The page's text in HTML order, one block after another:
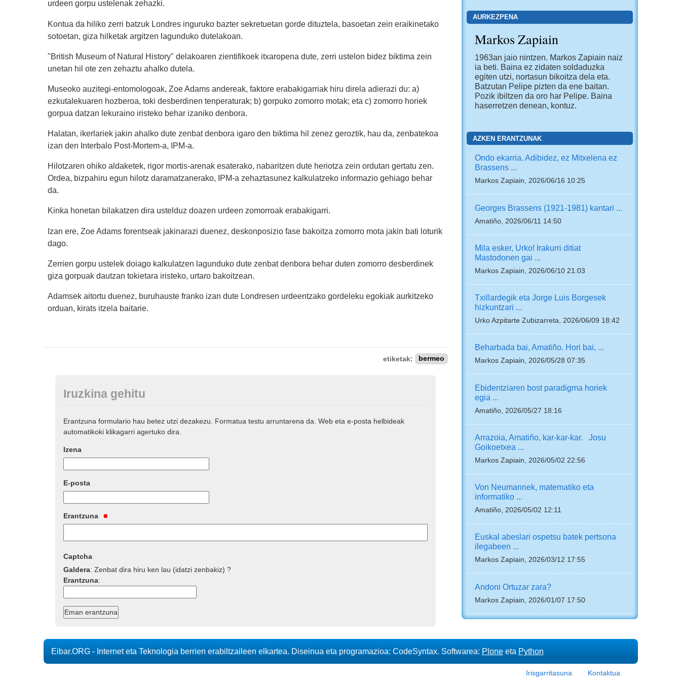
urdeen gorpu ustelenak zehazki.
Kontua da hiliko zerri batzuk Londres inguruko bazter sekretuetan gorde dituztela, basoetan zein eraikinetako
sotoetan, giza hilketak argitzen lagunduko dutelakoan.
"British Museum of Natural History" delakoaren zientifikoek itxaropena dute, zerri ustelon bidez biktima zein
unetan hil ote zen zehaztu ahalko dutela.
Museoko auzitegi-entomologoak, Zoe Adams andereak, faktore erabakigarriak hiru direla adierazi du: a)
ezkutalekuaren hozberoa, toki desberdinen tenperaturak; b) gorpuko zomorro motak; eta c) zomorro horiek
gorpua datzan lekuraino iristeko behar izaniko denbora.
Halatan, ikerlariek jakin ahalko dute zenbat denbora igaro den biktima hil zenez geroztik, hau da, zenbatekoa
izan den Interbalo Post-Mortem-a, IPM-a.
Hilotzaren ohiko aldaketek, rigor mortis-arenak esaterako, nabaritzen dute heriotza zein ordutan gertatu zen.
Ordea, bizpahiru egun hilotz daramatzanerako, IPM-a zehaztasunez kalkulatzeko informazio gehiago behar
da.
Kinka honetan bilakatzen dira ustelduz doazen urdeen zomorroak erabakigarri.
Izan ere, Zoe Adams forentseak jakinarazi duenez, deskonposizio fase bakoitza zomorro mota jakin bati loturik
dago.
Zerrien gorpu ustelek doiago kalkulatzen lagunduko dute zenbat denbora behar duten zomorro desberdinek
giza gorpuak dautzan tokietara iristeko, urtaro bakoitzean.
Adamsek aitortu duenez, buruhauste franko izan dute Londresen urdeentzako gordeleku egokiak aurkitzeko
orduan, kirats itzela baitarie.
etiketak: bermeo
Iruzkina gehitu
Erantzuna formulario hau betez utzi dezakezu. Formatua testu arruntarena da. Web eta e-posta helbideak
automatikoki klikagarri agertuko dira.
Izena
E-posta
Erantzuna
Captcha
Galdera:Zenbat dira hiru ken lau (idatzi zenbakiz) ?
Erantzuna:
AURKEZPENA
Markos Zapiain
1963an jaio nintzen. Markos Zapiain naiz
ia beti. Baina ez zidaten soldaduzka
egiten utzi, nortasun bikoitza dela eta.
Batzutan Pelipe pizten da ene baitan.
Pozik ibiltzen da oro har Pelipe. Baina
haserretzen denean, kontuz.
AZKEN ERANTZUNAK
Ondo ekarria. Adibidez, ez Mitxelena ez
Brassens ...
Markos Zapiain, 2026/06/16 10:25
Georges Brassens (1921-1981) kantari ...
Amatiño, 2026/06/11 14:50
Mila esker, Urko! Irakurri ditiat
Mastodonen gai ...
Markos Zapiain, 2026/06/10 21:03
Txillardegik eta Jorge Luis Borgesek
hizkuntzari ...
Urko Azpitarte Zubizarreta, 2026/06/09 18:42
Beharbada bai, Amatiño. Hori bai, ...
Markos Zapiain, 2026/05/28 07:35
Ebidentziaren bost paradigma horiek
egia ...
Amatiño, 2026/05/27 18:16
Arrazoia, Amatiño, kar-kar-kar. Josu
Goikoetxea ...
Markos Zapiain, 2026/05/02 22:56
Von Neumannek, matematiko eta
informatiko ...
Amatiño, 2026/05/02 12:11
Euskal abeslari ospetsu batek pertsona
ilegabeen ...
Markos Zapiain, 2026/03/12 17:55
Andoni Ortuzar zara?
Markos Zapiain, 2026/01/07 17:50
Eibar.ORG - Internet eta Teknologia berrien erabiltzaileen elkartea. Diseinua eta programazioa: CodeSyntax. Softwarea: Ploneeta Python
Irisgarritasuna Kontaktua